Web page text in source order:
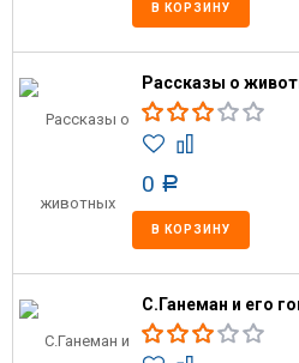
В КОРЗИНУ
Рассказы о
0 Р
В КОРЗИНУ
С.Ганеман и его